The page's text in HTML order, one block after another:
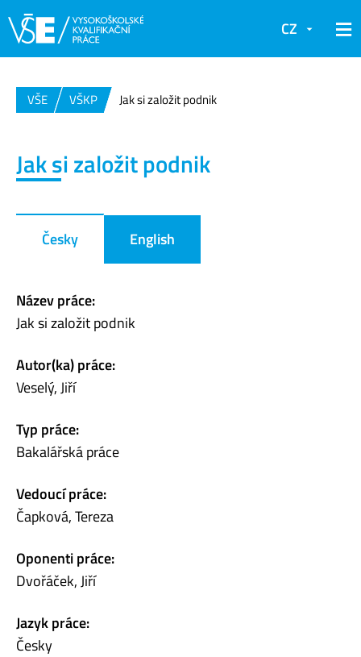
CZ
VŠE VŠKP Jak si založit podnik
Jak si založit podnik
Česky English
Název práce:
Jak si založit podnik
Autor(ka) práce:
Veselý, Jiří
Typ práce:
Bakalářská práce
Vedoucí práce:
Čapková, Tereza
Oponenti práce:
Dvořáček, Jiří
Jazyk práce:
Česky